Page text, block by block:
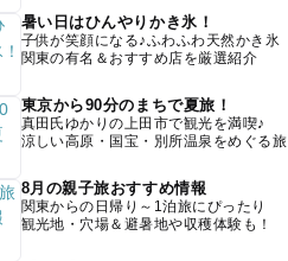
暑い日はひんやりかき氷！
子供が笑顔になる♪ふわふわ天然かき氷
関東の有名＆おすすめ店を厳選紹介
東京から90分のまちで夏旅！
真田氏ゆかりの上田市で観光を満喫♪
涼しい高原・国宝・別所温泉をめぐる旅
8月の親子旅おすすめ情報
関東からの日帰り～1泊旅にぴったり
観光地・穴場＆避暑地や収穫体験も！